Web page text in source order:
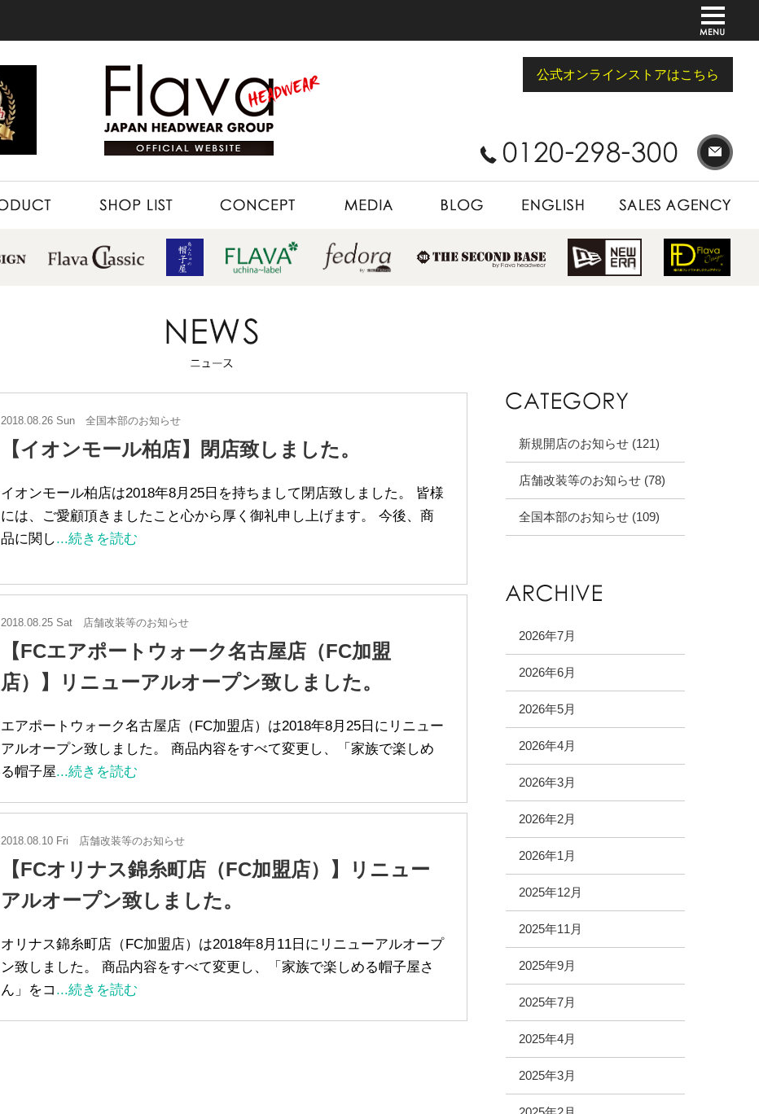
公式オンラインストアはこちら
2018.08.26 Sun 全国本部のお知らせ
【イオンモール柏店】閉店致しました。
イオンモール柏店は2018年8月25日を持ちまして閉店致しました。 皆様
には、ご愛顧頂きましたこと心から厚く御礼申し上げます。 今後、商
品に関し...続きを読む
2018.08.25 Sat 店舗改装等のお知らせ
【FCエアポートウォーク名古屋店（FC加盟
店）】リニューアルオープン致しました。
エアポートウォーク名古屋店（FC加盟店）は2018年8月25日にリニュー
アルオープン致しました。 商品内容をすべて変更し、「家族で楽しめ
る帽子屋...続きを読む
2018.08.10 Fri 店舗改装等のお知らせ
【FCオリナス錦糸町店（FC加盟店）】リニュー
アルオープン致しました。
オリナス錦糸町店（FC加盟店）は2018年8月11日にリニューアルオープ
ン致しました。 商品内容をすべて変更し、「家族で楽しめる帽子屋さ
ん」をコ ...続きを読む
新規開店のお知らせ (121)
店舗改装等のお知らせ (78)
全国本部のお知らせ (109)
2026年7月
2026年6月
2026年5月
2026年4月
2026年3月
2026年2月
2026年1月
2025年12月
2025年11月
2025年9月
2025年7月
2025年4月
2025年3月